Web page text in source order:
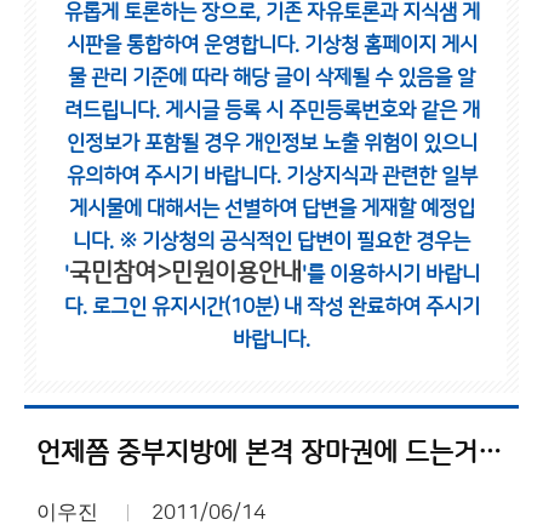
유롭게 토론하는 장으로, 기존 자유토론과 지식샘 게
시판을 통합하여 운영합니다. 기상청 홈페이지 게시
물 관리 기준에 따라 해당 글이 삭제될 수 있음을 알
려드립니다. 게시글 등록 시 주민등록번호와 같은 개
인정보가 포함될 경우 개인정보 노출 위험이 있으니
유의하여 주시기 바랍니다. 기상지식과 관련한 일부
게시물에 대해서는 선별하여 답변을 게재할 예정입
니다. ※ 기상청의 공식적인 답변이 필요한 경우는
'국민참여>민원이용안내 '를 이용하시기 바랍니
다. 로그인 유지시간(10분) 내 작성 완료하여 주시기
바랍니다.
언제쯤 중부지방에 본격 장마권에 드는거야??
이우진 2011/06/14